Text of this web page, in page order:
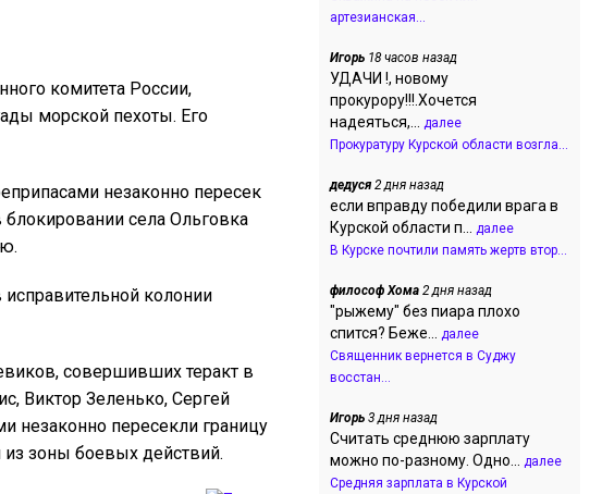
комитета России,
морской пехоты. Его
незаконно пересек
села Ольговка
колонии
совершивших теракт в
Виктор Зеленько, Сергей
незаконно пересекли границу
из зоны боевых действий.
артезианская...
Игорь 18 часов назад
УДАЧИ !, новому
прокурору!!!.Хочется
надеяться,... далее
Прокуратуру Курской области возгла...
дедуся2 дня назад
если вправду победили врага в
Курской области п... далее
В Курске почтили память жертв втор...
философ Хома 2 дня назад
"рыжему" без пиара плохо
спится? Беже... далее
Священник вернется в Суджу
восстан...
Игорь 3 дня назад
Считать среднюю зарплату
можно по-разному. Одно... далее
Средняя зарплата в Курской